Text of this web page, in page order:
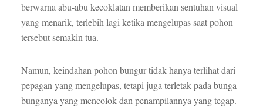
berwarna abu-abu kecoklatan memberikan sentuhan visual
yang menarik, terlebih lagi ketika mengelupas saat pohon
tersebut semakin tua.
Namun, keindahan pohon bungur tidak hanya terlihat dari
pepagan yang mengelupas, tetapi juga terletak pada bunga-
bunganya yang mencolok dan penampilannya yang tegap.